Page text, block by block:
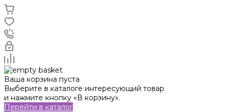
Ваша корзина пуста
Выберите в каталоге интересующий товар
и нажмите кнопку «В корзину».
Перейти в каталог